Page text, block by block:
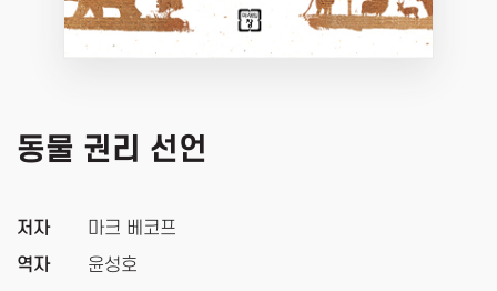
동물 권리 선언
저자
역자
마크 베코프
윤성호